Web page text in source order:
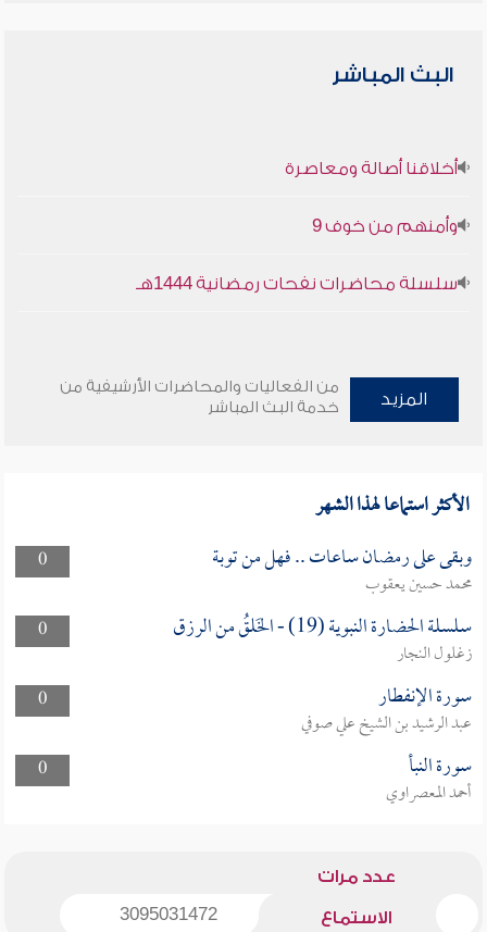
البث المباشر
أخلاقنا أصالة ومعاصرة
وأمنهم من خوف 9
سلسلة محاضرات نفحات رمضانية 1444هـ
المزيد
من الفعاليات والمحاضرات الأرشيفية من
خدمة البث المباشر
الأكثر استماعا لهذا الشهر
0 وبقى على رمضان ساعات .. فهل من توبة
محمد حسين يعقوب
0
سلسلة الحضارة النبوية (19) - الخَلقُ من الرزق
زغلول النجار
0
سورة الإنفطار
عبد الرشيد بن الشيخ علي صوفي
0
سورة النبأ
أحمد المعصراوي
عدد مرات
الاستماع 3095031472